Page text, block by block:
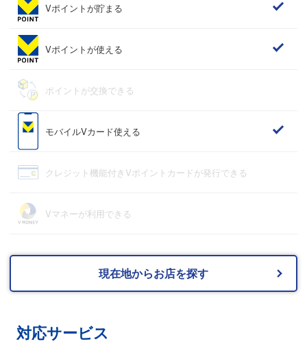
Vポイントが貯まる
Vポイントが使える
ポイントが交換できる
モバイルVカード使える
クレジット機能付きVポイントカードが発行できる
Vマネーが利用できる
現在地からお店を探す
対応サービス